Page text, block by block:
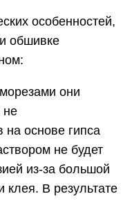
особенностей,
обшивке
они
не
на основе гипса
не будет
из-за большой
клея. В результате